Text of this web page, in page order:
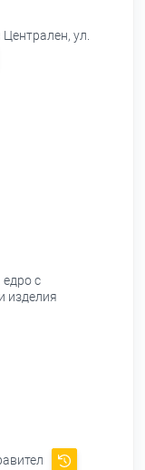
ул.
с
изделия